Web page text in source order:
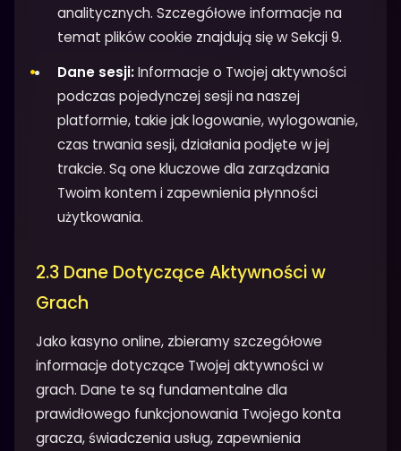
analitycznych. Szczegółowe informacje na
temat plików cookie znajdują się w Sekcji 9.
Dane sesji:Informacje o Twojej aktywności
podczas pojedynczej sesji na naszej
platformie, takie jak logowanie, wylogowanie,
czas trwania sesji, działania podjęte w jej
trakcie. Są one kluczowe dla zarządzania
Twoim kontem i zapewnienia płynności
użytkowania.
2.3 Dane Dotyczące Aktywności w
Grach
Jako kasyno online, zbieramy szczegółowe
informacje dotyczące Twojej aktywności w
grach. Dane te są fundamentalne dla
prawidłowego funkcjonowania Twojego konta
gracza, świadczenia usług, zapewnienia